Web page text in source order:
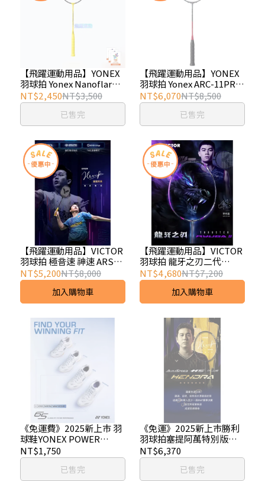
【飛躍運動用品】YONEX
羽球拍 Yonex Nanoflare
1000系列
NT$2,450NT$3,500
已售完
【飛躍運動用品】YONEX
羽球拍 Yonex ARC-11PRO
(4U)
NT$6,070NT$8,500
已售完
【飛躍運動用品】VICTOR
羽球拍 極音速 神速 ARS-
HS PLUS C
NT$5,200NT$8,000
加入購物車
【飛躍運動用品】VICTOR
羽球拍 龍牙之刃二代
RYUGA II 龍牙2 李梓嘉 龍
牙之刃
NT$4,680NT$7,200
加入購物車
《免運費》2025新上市 羽
球鞋YONEX POWER
CUSHION 65 Z MEN羽球
鞋(新色白)
NT$1,750
已售完
《免運》2025新上市勝利
羽球拍塞提阿萬特別版簽
名神速 ARS-HS PLUS
HENDRA C
NT$6,370
已售完